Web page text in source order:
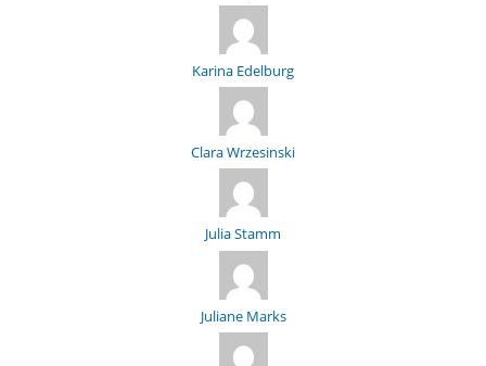
Karina Edelburg
Clara Wrzesinski
Julia Stamm
Juliane Marks